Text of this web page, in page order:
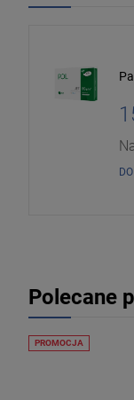
Polecane
PROMOCJA